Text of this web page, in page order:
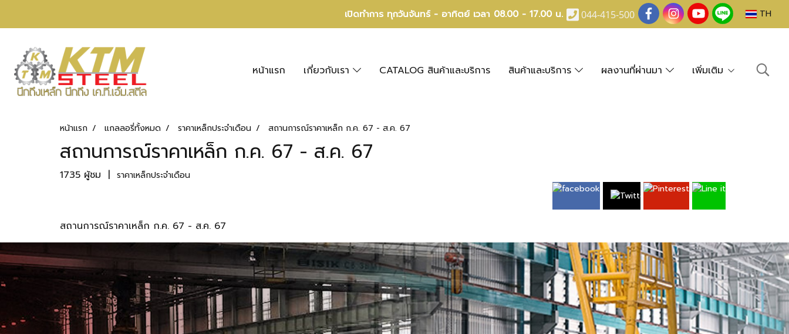
เปิดทำการ ทุกวันจันทร์ - อาทิตย์ เวลา 08.00 - 17.00 น. 044-415-500 TH
หน้าแรก เกี่ยวกับเรา CATALOG สินค้าและบริการ สินค้าและบริการ ผลงานที่ผ่านมา เพิ่มเติม
หน้าแรก แกลลอรี่ทั้งหมด ราคาเหล็กประจำเดือน สถานการณ์ราคาเหล็ก ก.ค. 67 - ส.ค. 67
สถานการณ์ราคาเหล็ก ก.ค. 67 - ส.ค. 67
1735 ผู้ชม | ราคาเหล็กประจำเดือน
สถานการณ์ราคาเหล็ก ก.ค. 67 - ส.ค. 67